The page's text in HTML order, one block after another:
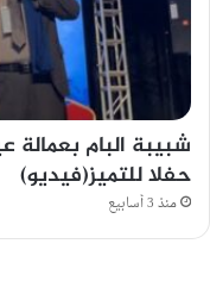
شبيبة البام
حفلا للتميز(فيديو)
منذ 3 أسابيع